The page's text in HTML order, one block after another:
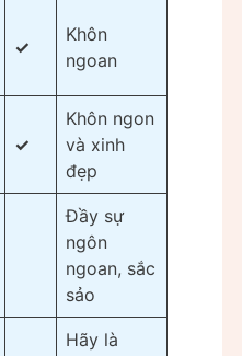
✓
Khôn
ngoan
✓
Khôn ngon
và xinh
đẹp
Đầy sự
ngôn
ngoan, sắc
sảo
Hãy là